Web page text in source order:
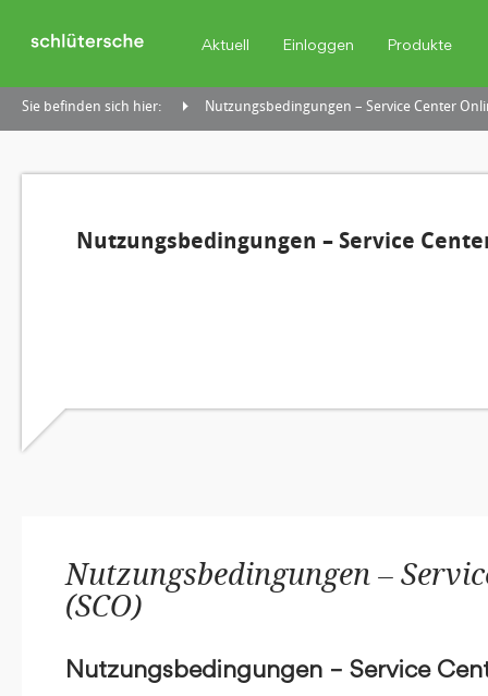
Aktuell Einloggen Produkte
Sie befinden sich hier: Nutzungsbedingungen – Service Center
Nutzungsbedingungen – Service
Nutzungsbedingungen –
(SCO)
Nutzungsbedingungen – Service